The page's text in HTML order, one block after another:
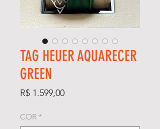
TAG HEUER AQUARECER
GREEN
R$ 1.599,00Preço
COR *